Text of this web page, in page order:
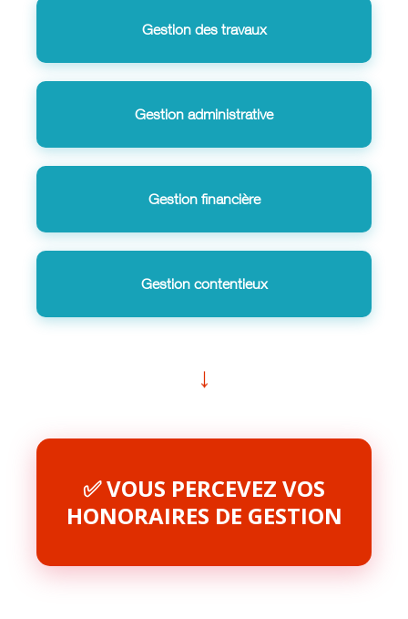
Gestion des travaux
Gestion administrative
Gestion financière
Gestion contentieux
↓
✅ VOUS PERCEVEZ VOS
HONORAIRES DE GESTION